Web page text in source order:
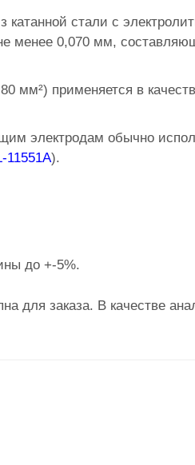
катанной стали с
менее 0,070 мм,
мм²) применяется в
электродам обычно
11551A).
до +-5%.
для заказа. В качестве